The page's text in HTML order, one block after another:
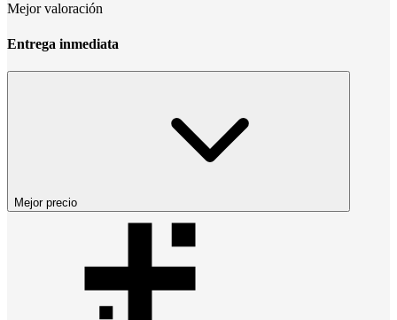
Mejor valoración
Entrega inmediata
Mejor precio